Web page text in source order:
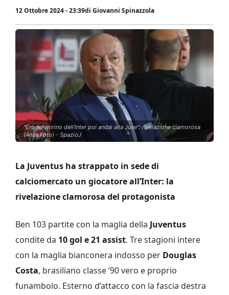
12 Ottobre 2024 - 23:39di Giovanni Spinazzola
"Ero nel mirino dell'Inter poi andai alla Juve": rivelazione clamorosa
(Ansa Foto) - SpazioJ
La Juventus ha strappato in sede di
calciomercato un giocatore all’Inter: la
rivelazione clamorosa del protagonista
Ben 103 partite con la maglia della Juventus
condite da 10 gol e 21 assist. Tre stagioni intere
con la maglia bianconera indosso per Douglas
Costa, brasiliano classe ’90 vero e proprio
funambolo. Esterno d’attacco con la fascia destra